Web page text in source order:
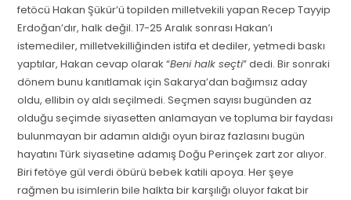
fetöcü Hakan Şükür’ü topilden milletvekili yapan Recep Tayyip
Erdoğan’dır, halk değil. 17-25 Aralık sonrası Hakan’ı
istemediler, milletvekilliğinden istifa et dediler, yetmedi baskı
yaptılar, Hakan cevap olarak “Beni halk seçti” dedi. Bir sonraki
dönem bunu kanıtlamak için Sakarya’dan bağımsız aday
oldu, ellibin oy aldı seçilmedi. Seçmen sayısı bugünden az
olduğu seçimde siyasetten anlamayan ve topluma bir faydası
bulunmayan bir adamın aldığı oyun biraz fazlasını bugün
hayatını Türk siyasetine adamış Doğu Perinçek zart zor alıyor.
Biri fetöye gül verdi öbürü bebek katili apoya. Her şeye
rağmen bu isimlerin bile halkta bir karşılığı oluyor fakat bir